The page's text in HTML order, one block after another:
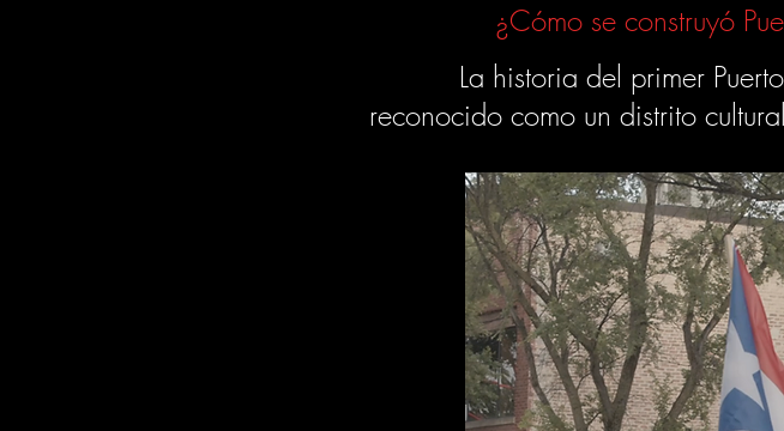
¿Cómo se construyó
La historia del primer
reconocido como un distrito